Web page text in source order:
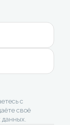
с
своё
данных.